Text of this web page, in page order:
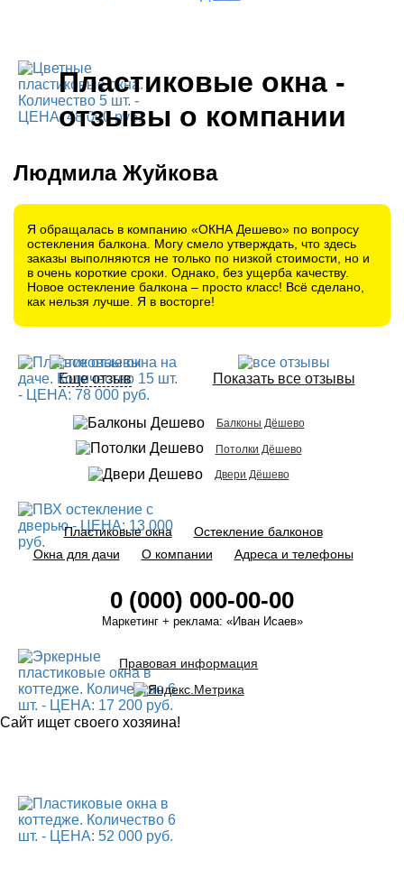
Пластиковые окна -
отзывы о компании
Людмила Жуйкова
Я обращалась в компанию «ОКНА Дешево» по вопросу
остекления балкона. Могу смело утверждать, что здесь
заказы выполняются не только по низкой стоимости, но и
в очень короткие сроки. Однако, без ущерба качеству.
Новое остекление балкона – просто класс! Всё сделано,
как нельзя лучше. Я в восторге!
Еще отзыв Показать все отзывы
Балконы Дёшево
Потолки Дёшево
Двери Дёшево
Пластиковые окна
Остекление балконов
Окна для дачи
О компании Адреса и телефоны
0 (000) 000-00-00
Маркетинг + реклама: «Иван Исаев»
Правовая информация
Сайт ищет своего хозяина!